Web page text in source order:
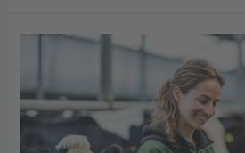
Moderne
revolutioniert:
Wie
Weidepanels